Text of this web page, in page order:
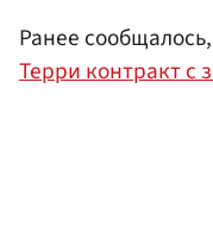
Ранее
Терри контракт с